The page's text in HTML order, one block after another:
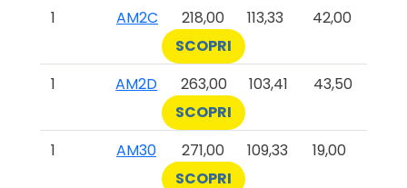
1
AM2C 218,00 113,33
42,00
SCOPRI
1
AM2D 263,00 103,41
43,50
SCOPRI
1
AM30 271,00 109,33
19,00
SCOPRI